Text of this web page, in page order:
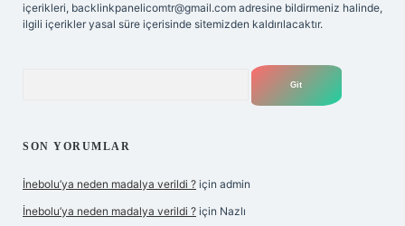
içerikleri, backlinkpanelicomtr@gmail.com adresine bildirmeniz halinde,
ilgili içerikler yasal süre içerisinde sitemizden kaldırılacaktır.
SON YORUMLAR
İnebolu’ya neden madalya verildi ? için admin
İnebolu’ya neden madalya verildi ? için Nazlı